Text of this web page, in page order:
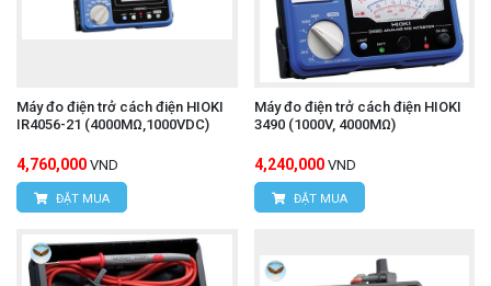
Máy đo điện trở cách điện HIOKI
IR4056-21 (4000MΩ,1000VDC)
4,760,000 VND
ĐẶT MUA
Máy đo điện trở cách điện HIOKI
3490 (1000V, 4000MΩ)
4,240,000 VND
ĐẶT MUA